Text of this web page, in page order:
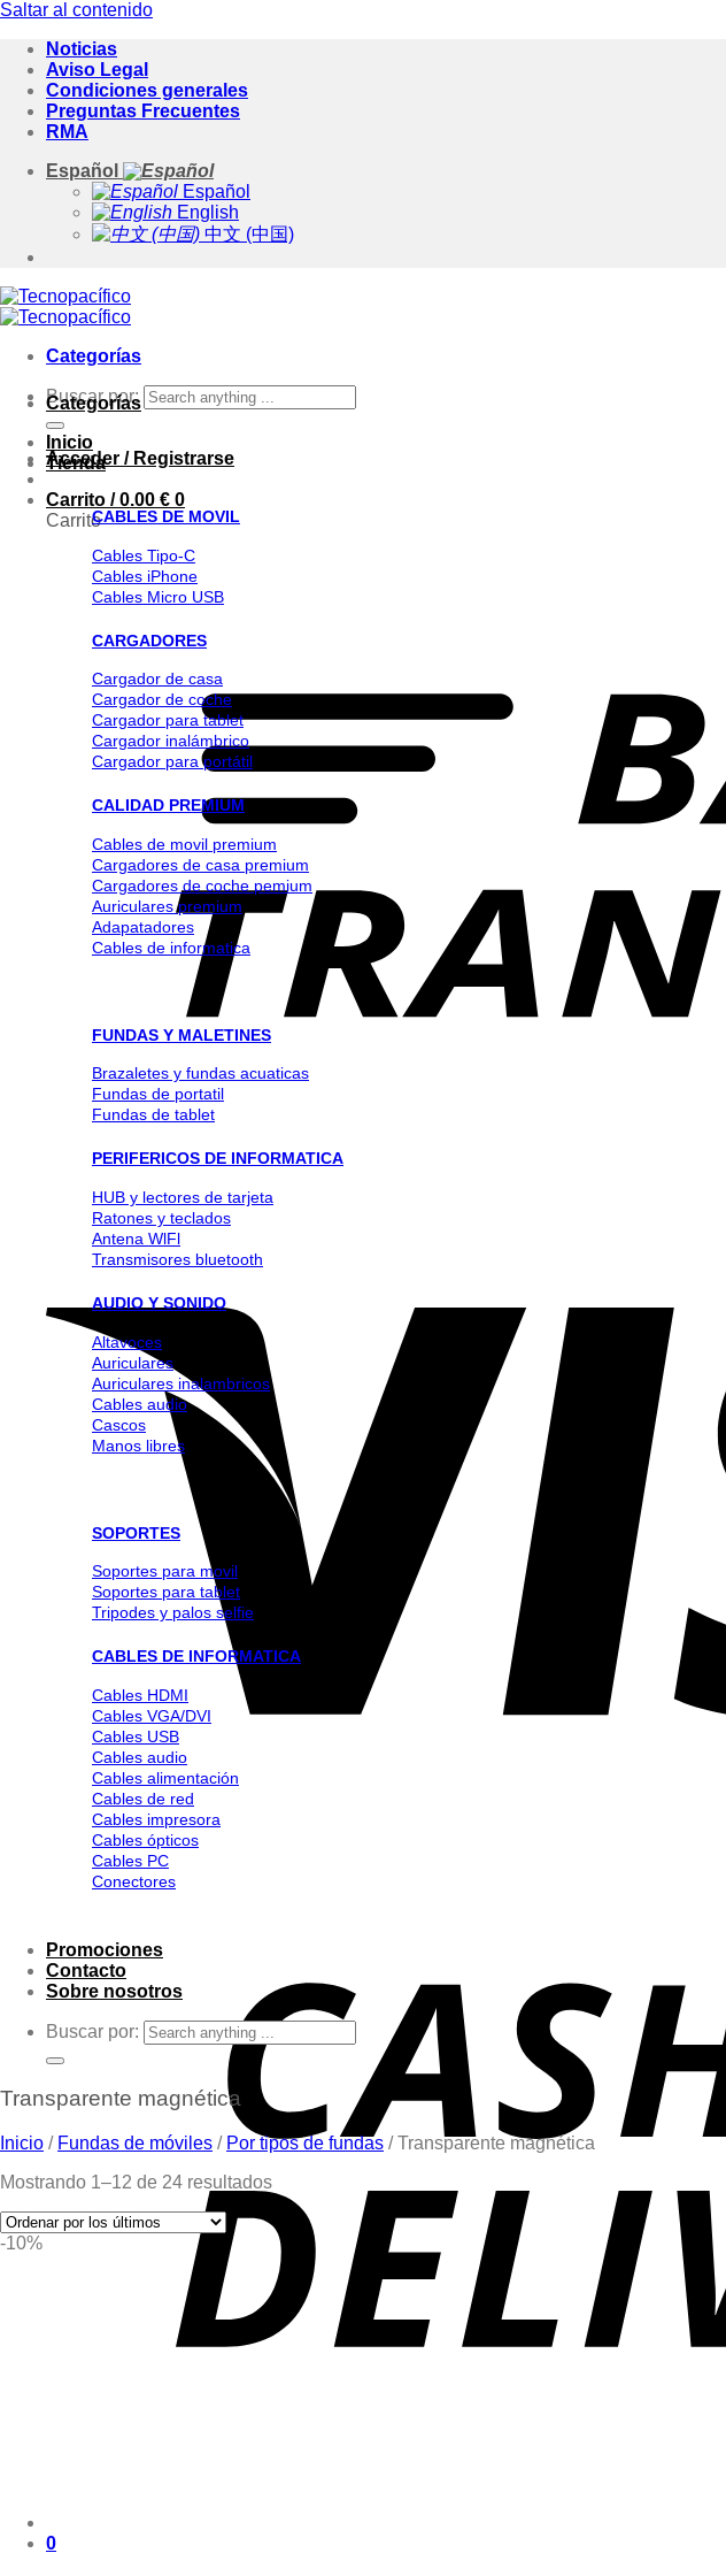
Saltar al contenido
Noticias
Aviso Legal
Condiciones generales
Preguntas Frecuentes
RMA
Español
Español
English
中文 (中国)
Categorías
Buscar por:
Acceder / Registrarse
Carrito /0.00 € 0
Carrito
0
Categorías
Inicio
Tienda
CABLES DE MOVIL
Cables Tipo-C
Cables iPhone
Cables Micro USB
CARGADORES
Cargador de casa
Cargador de coche
Cargador para tablet
Cargador inalámbrico
Cargador para portátil
CALIDAD PREMIUM
Cables de movil premium
Cargadores de casa premium
Cargadores de coche pemium
Auriculares premium
Adapatadores
Cables de informatica
FUNDAS Y MALETINES
Brazaletes y fundas acuaticas
Fundas de portatil
Fundas de tablet
PERIFERICOS DE INFORMATICA
HUB y lectores de tarjeta
Ratones y teclados
Antena WlFl
Transmisores bluetooth
AUDIO Y SONIDO
Altavoces
Auriculares
Auriculares inalambricos
Cables audio
Cascos
Manos libres
SOPORTES
Soportes para movil
Soportes para tablet
Tripodes y palos selfie
CABLES DE INFORMATICA
Cables HDMI
Cables VGA/DVI
Cables USB
Cables audio
Cables alimentación
Cables de red
Cables impresora
Cables ópticos
Cables PC
Conectores
Promociones
Contacto
Sobre nosotros
Buscar por:
Transparente magnética
Inicio / Fundas de móviles / Por tipos de fundas /Transparente magnética
Mostrando 1–12 de 24 resultados
-10%